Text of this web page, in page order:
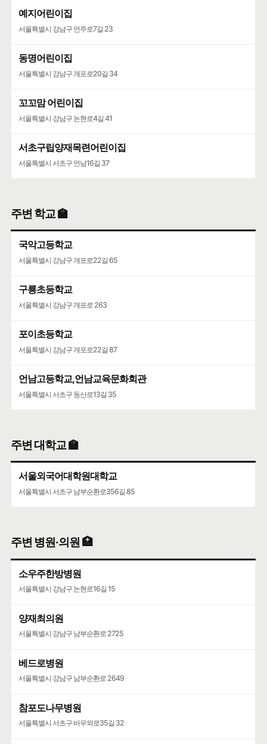
예지어린이집
서울특별시 강남구 언주로7길 23
동명어린이집
서울특별시 강남구 개포로20길 34
꼬꼬맘 어린이집
서울특별시 강남구 논현로4길 41
서초구립양재목련어린이집
서울특별시 서초구 언남16길 37
주변 학교 🏫
국악고등학교
서울특별시 강남구 개포로22길 65
구룡초등학교
서울특별시 강남구 개포로 263
포이초등학교
서울특별시 강남구 개포로22길 87
언남고등학교,언남교육문화회관
서울특별시 서초구 동산로13길 35
주변 대학교 🏫
서울외국어대학원대학교
서울특별시 서초구 남부순환로356길 85
주변 병원·의원 🏥
소우주한방병원
서울특별시 강남구 논현로16길 15
양재최의원
서울특별시 강남구 남부순환로 2725
베드로병원
서울특별시 강남구 남부순환로 2649
참포도나무병원
서울특별시 서초구 바우뫼로35길 32